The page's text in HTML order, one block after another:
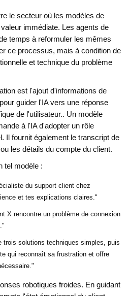
le secteur où les modèles de
immédiate. Les agents de
temps à reformuler les mêmes
ce processus, mais à condition de
et technique du problème
est l'ajout d'informations de
guider l'IA vers une réponse
de l'utilisateur.. Un modèle
à l'IA d'adopter un rôle
Il fournit également le transcript de
les détails du compte du client.
tel modèle :
du support client chez
et tes explications claires."
X rencontre un problème de connexion
trois solutions techniques simples, puis
qui reconnaît sa frustration et offre
robotiques froides. En guidant